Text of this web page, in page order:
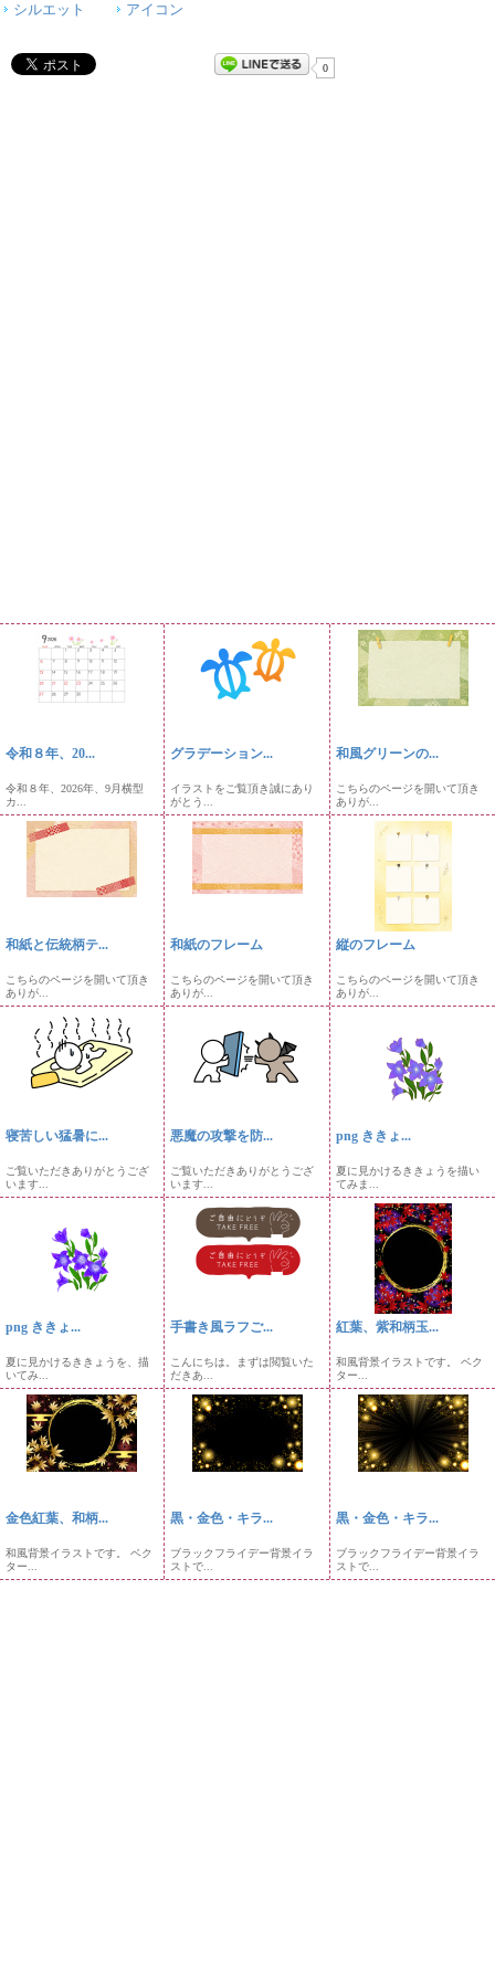
シルエット
アイコン
0
令和８年、20...
令和８年、2026年、9月横型
カ...
グラデーション...
イラストをご覧頂き誠にあり
がとう...
和風グリーンの...
こちらのページを開いて頂き
ありが...
和紙と伝統柄テ...
こちらのページを開いて頂き
ありが...
和紙のフレーム
こちらのページを開いて頂き
ありが...
縦のフレーム
こちらのページを開いて頂き
ありが...
寝苦しい猛暑に...
ご覧いただきありがとうござ
います...
悪魔の攻撃を防...
ご覧いただきありがとうござ
います...
png ききょ...
夏に見かけるききょうを描い
てみま...
png ききょ...
夏に見かけるききょうを、描
いてみ...
手書き風ラフご...
こんにちは。まずは閲覧いた
だきあ...
紅葉、紫和柄玉...
和風背景イラストです。 ベク
ター...
金色紅葉、和柄...
和風背景イラストです。 ベク
ター...
黒・金色・キラ...
ブラックフライデー背景イラ
ストで...
黒・金色・キラ...
ブラックフライデー背景イラ
ストで...